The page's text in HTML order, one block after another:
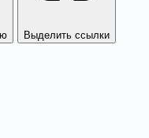
Выделить ссылки